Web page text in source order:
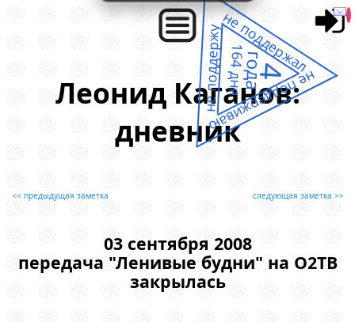
Леонид Каганов:
дневник
<< предыдущая заметка следующая заметка >>
03 сентября 2008
передача "Ленивые будни" на О2ТВ
закрылась
не поддержал
не поддерживаю
не поддержу 4
года
164 дня